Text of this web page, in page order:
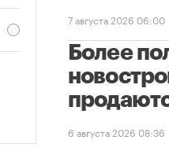
7 августа 2026 06:00
Более
6 августа 2026 08:36